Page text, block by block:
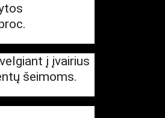
į įvairius
šeimoms.